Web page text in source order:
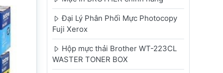
Đại Lý Phân Phối Mực Photocopy
Fuji Xerox
Hộp mực thải Brother WT-223CL
WASTER TONER BOX